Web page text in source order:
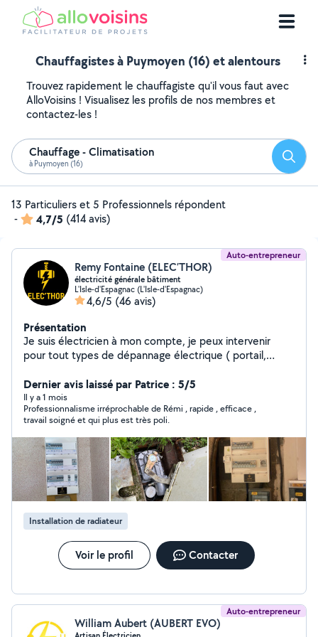
Chauffagistes à Puymoyen (16) et alentours
Trouvez rapidement le chauffagiste qu'il vous faut avec
AlloVoisins ! Visualisez les profils de nos membres et
contactez-les !
Chauffage - Climatisation
à Puymoyen (16)
13 Particuliers et 5 Professionnels répondent
-
4,7/5 (414 avis)
Auto-entrepreneur
Remy Fontaine (ELEC’THOR)
électricité générale bâtiment
L'Isle-d'Espagnac (L'Isle-d'Espagnac)
4,6/5 (46 avis)
Présentation
Je suis électricien à mon compte, je peux intervenir
pour tout types de dépannage électrique ( portail,
m'appeler pour un projet de modification ou rénovation
de votre installation électrique, je réalise des devis
gratuitement dans toute la Charente et rapidement ! Au
plaisir de vous lire.
Dernier avis laissé par Patrice : 5/5
Il y a 1 mois
Professionnalisme irréprochable de Rémi , rapide , efficace ,
travail soigné et qui plus est très poli.
Installation de radiateur
Voir le profil Contacter
Auto-entrepreneur
William Aubert (AUBERT EVO)